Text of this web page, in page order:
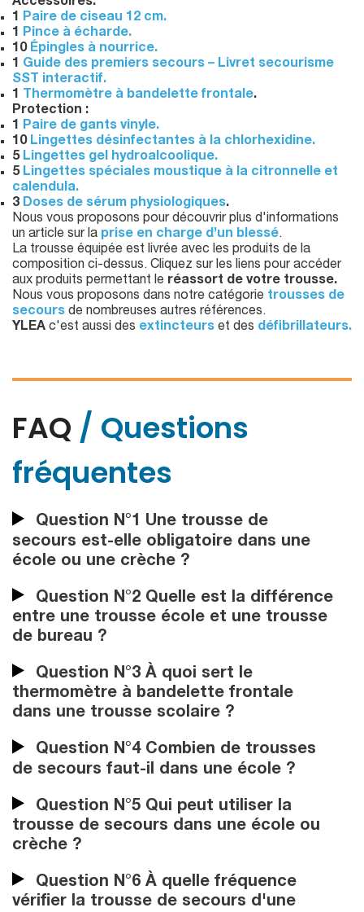
Accessoires:
1 Paire de ciseau 12 cm.
1 Pince à écharde.
10 Épingles à nourrice.
1 Guide des premiers secours – Livret secourisme
SST interactif.
1
Thermomètre à bandelette frontale.
Protection :
1 Paire de gants vinyle.
10 Lingettes désinfectantes à la chlorhexidine.
5 Lingettes gel hydroalcoolique.
5 Lingettes spéciales moustique à la citronnelle et
calendula.
3 Doses de sérum physiologiques.
Nous vous proposons pour découvrir plus d'informations
un article sur la prise en charge d’un blessé.
La trousse équipée est livrée avec les produits de la
composition ci-dessus. Cliquez sur les liens pour accéder
aux produits permettant le réassort de votre trousse.
Nous vous proposons dans notre catégorie trousses de
secours de nombreuses autres références.
YLEA c'est aussi des extincteurs et des défibrillateurs.
FAQ / Questions
fréquentes
Question N°1 Une trousse de
secours est-elle obligatoire dans une
école ou une crèche ?
Question N°2 Quelle est la différence
entre une trousse école et une trousse
de bureau ?
Question N°3 À quoi sert le
thermomètre à bandelette frontale
dans une trousse scolaire ?
Question N°4 Combien de trousses
de secours faut-il dans une école ?
Question N°5 Qui peut utiliser la
trousse de secours dans une école ou
crèche ?
Question N°6 À quelle fréquence
vérifier la trousse de secours d'une